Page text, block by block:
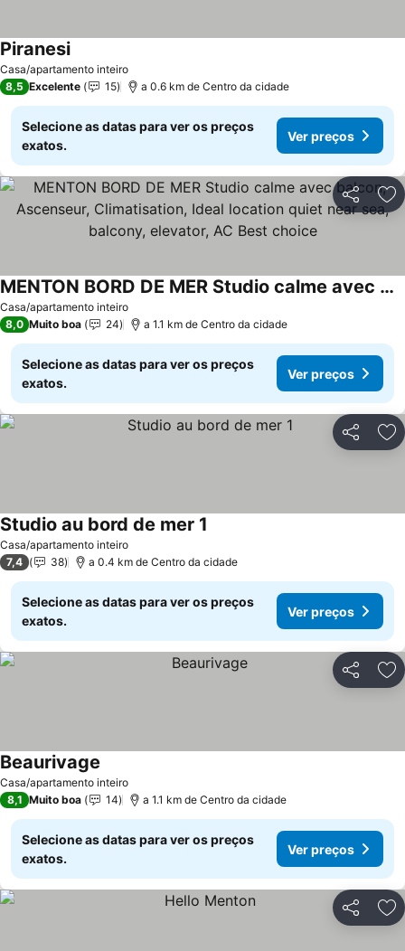
Casa/apartamento inteiro
Piranesi
8,5 Excelente 15 a 0.6 km de Centro da cidade
Selecione as datas para ver os preços
exatos.
Ver preços
Partilhar
Casa/apartamento inteiro
MENTON BORD DE MER Studio calme avec balcon, Ascenseur, Climatisation, Ideal location quiet near sea, balcony, elevator, AC Best choice
8,0 Muito boa 24 a 1.1 km de Centro da cidade
Selecione as datas para ver os preços
exatos.
Ver preços
Partilhar
Casa/apartamento inteiro
Studio au bord de mer 1
7,4 38 a 0.4 km de Centro da cidade
Selecione as datas para ver os preços
exatos.
Ver preços
Partilhar
Casa/apartamento inteiro
Beaurivage
8,1 Muito boa 14 a 1.1 km de Centro da cidade
Selecione as datas para ver os preços
exatos.
Ver preços
Partilhar